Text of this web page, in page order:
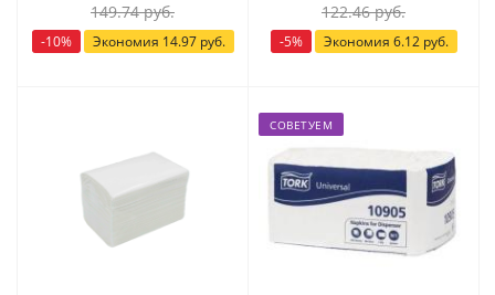
149.74руб.
-10% Экономия 14.97руб.
122.46руб.
-5% Экономия 6.12руб.
СОВЕТУЕМ